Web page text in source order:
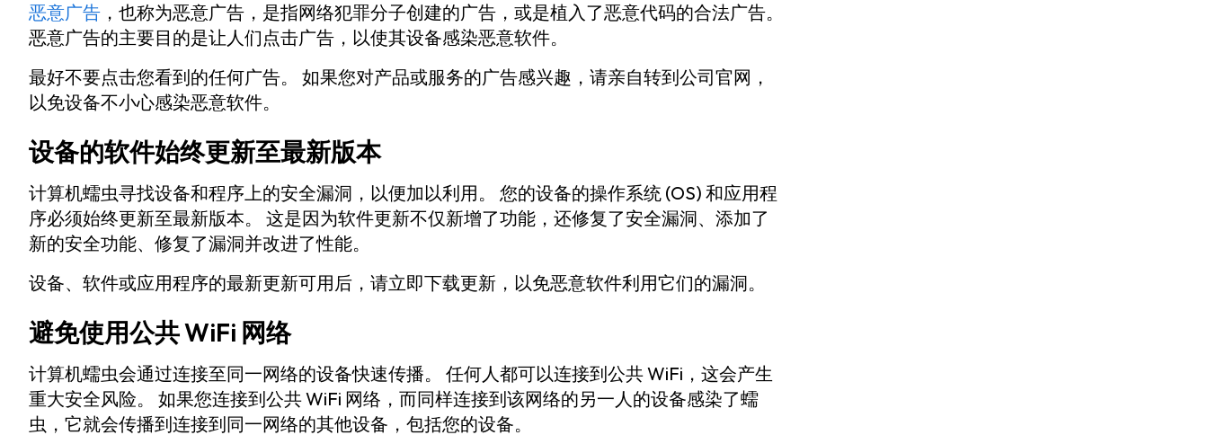
恶意广告 ，也称为恶意广告，是指网络犯罪分子创建的广告，或是植入了恶意代码的合法广告。
恶意广告的主要目的是让人们点击广告，以使其设备感染恶意软件。
最好不要点击您看到的任何广告。 如果您对产品或服务的广告感兴趣，请亲自转到公司官网，
以免设备不小心感染恶意软件。
设备的软件始终更新至最新版本
计算机蠕虫寻找设备和程序上的安全漏洞，以便加以利用。 您的设备的操作系统 (OS) 和应用程
序必须始终更新至最新版本。 这是因为软件更新不仅新增了功能，还修复了安全漏洞、添加了
新的安全功能、修复了漏洞并改进了性能。
设备、软件或应用程序的最新更新可用后，请立即下载更新，以免恶意软件利用它们的漏洞。
避免使用公共 WiFi 网络
计算机蠕虫会通过连接至同一网络的设备快速传播。 任何人都可以连接到公共 WiFi，这会产生
重大安全风险。 如果您连接到公共 WiFi 网络，而同样连接到该网络的另一人的设备感染了蠕
虫，它就会传播到连接到同一网络的其他设备，包括您的设备。